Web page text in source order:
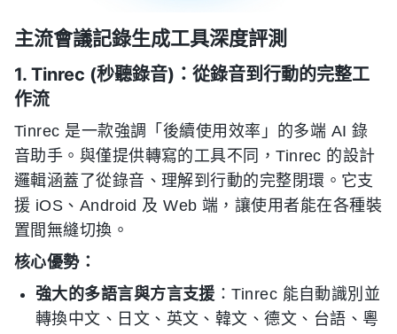
主流會議記錄生成工具深度評測
1. Tinrec (秒聽錄音)：從錄音到行動的完整工
作流
Tinrec 是一款強調「後續使用效率」的多端 AI 錄
音助手。與僅提供轉寫的工具不同，Tinrec 的設計
邏輯涵蓋了從錄音、理解到行動的完整閉環。它支
援 iOS、Android 及 Web 端，讓使用者能在各種裝
置間無縫切換。
核心優勢：
強大的多語言與方言支援 ：Tinrec 能自動識別並
轉換中文、日文、英文、韓文、德文、台語、粵